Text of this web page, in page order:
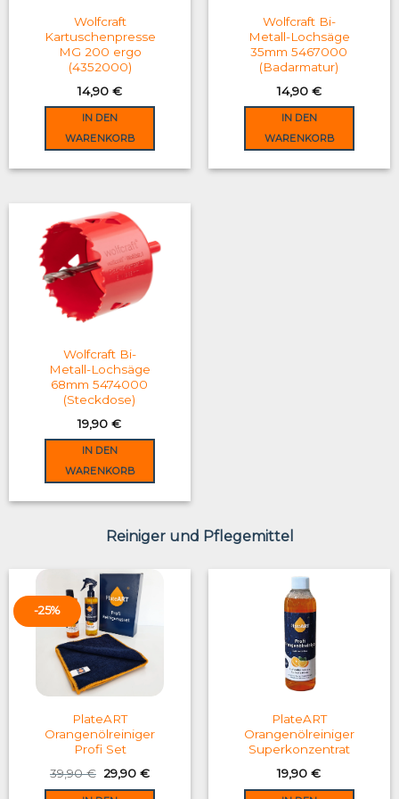
on
the
product
page
Wolfcraft
Kartuschenpresse
MG 200 ergo
(4352000)
14,90 €
IN DEN
WARENKORB
Wolfcraft Bi-
Metall-Lochsäge
35mm 5467000
(Badarmatur)
14,90 €
IN DEN
WARENKORB
Wolfcraft Bi-
Metall-Lochsäge
68mm 5474000
(Steckdose)
19,90€
IN DEN
WARENKORB
Reiniger und Pflegemittel
-25%
PlateART
Orangenölreiniger
Profi Set
39,90€ Original
price
was:
29,90€Current
is:
PlateART
Orangenölreiniger
Superkonzentrat
19,90€